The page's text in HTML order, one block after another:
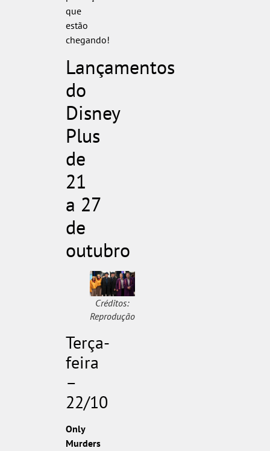
que
estão
chegando!
Lançamentos
do
Disney
Plus
de
21
a 27
de
outubro
Créditos:
Reprodução
Terça-
feira
–
22/10
Only
Murders